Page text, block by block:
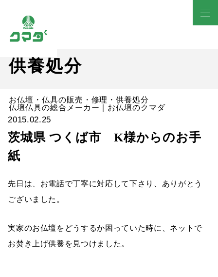
供養処分
お仏壇・仏具の販売・修理・供養処分
仏壇仏具の総合メーカー｜お仏壇のクマダ
2015.02.25
茨城県 つくば市 K様からのお手
紙
先日は、お電話で丁寧に対応して下さり、ありがとう
ございました。
実家のお仏壇をどうするか困っていた時に、ネットで
お焚き上げ供養を見つけました。